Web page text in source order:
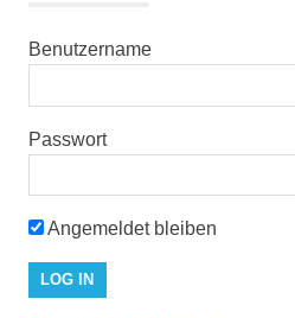
Benutzername
Passwort
Angemeldet bleiben